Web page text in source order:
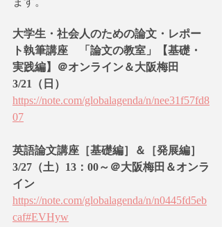
大学生・社会人のための論文・レポー
ト執筆講座　「論文の教室」【基礎・
実践編】＠オンライン＆大阪梅田
3/21（日）
https://note.com/globalagenda/n/nee31f57fd8
07
英語論文講座［基礎編］＆［発展編］
3/27（土）13：00～＠大阪梅田＆オンラ
イン
https://note.com/globalagenda/n/n0445fd5eb
caf#EVHyw